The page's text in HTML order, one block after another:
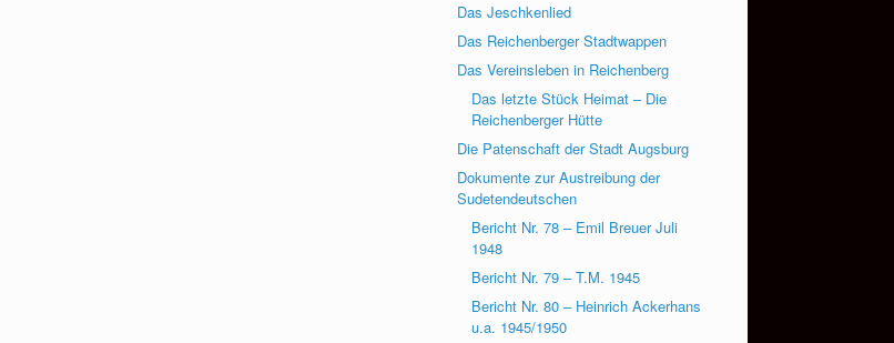
Das Jeschkenlied
Das Reichenberger Stadtwappen
Das Vereinsleben in Reichenberg
Das letzte Stück Heimat – Die
Reichenberger Hütte
Die Patenschaft der Stadt Augsburg
Dokumente zur Austreibung der
Sudetendeutschen
Bericht Nr. 78 – Emil Breuer Juli
1948
Bericht Nr. 79 – T.M. 1945
Bericht Nr. 80 – Heinrich Ackerhans
u.a. 1945/1950